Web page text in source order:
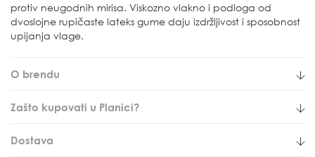
protiv neugodnih mirisa. Viskozno vlakno i podloga od
dvoslojne rupičaste lateks gume daju izdržljivost i sposobnost
upijanja vlage.
O brendu
Zašto kupovati u Planici?
Dostava